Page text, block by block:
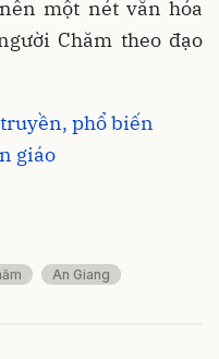
một nét văn hóa
Chăm theo đạo
phổ biến
giáo
An Giang